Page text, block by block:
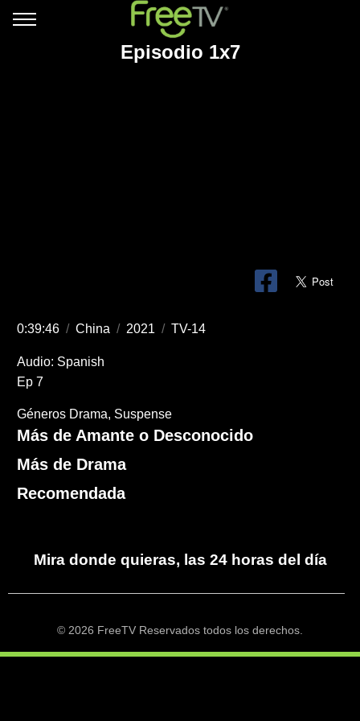
Episodio 1x7
0:39:46 / China / 2021 / TV-14
Audio: Spanish
Ep 7
Géneros Drama Suspense
Más de Amante o Desconocido
Más de Drama
Recomendada
Mira donde quieras, las 24 horas del día
© 2026 FreeTV Reservados todos los derechos.